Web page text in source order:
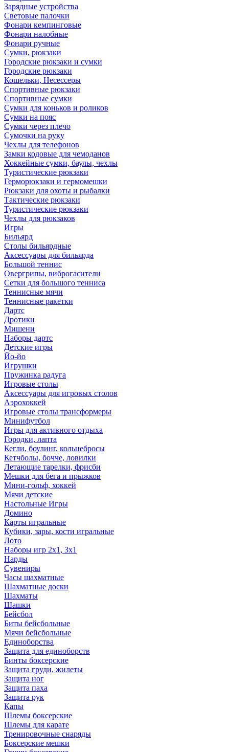
Зарядные устройства
Световые палочки
Фонари кемпинговые
Фонари налобные
Фонари ручные
Сумки, рюкзаки
Городские рюкзаки и сумки
Городские рюкзаки
Кошельки, Несессеры
Спортивные рюкзаки
Спортивные сумки
Сумки для коньков и роликов
Сумки на пояс
Сумки через плечо
Сумочки на руку
Чехлы для телефонов
Замки кодовые для чемоданов
Хоккейные сумки, баулы, чехлы
Туристические рюкзаки
Герморюкзаки и гермомешки
Рюкзаки для охоты и рыбалки
Тактические рюкзаки
Туристические рюкзаки
Чехлы для рюкзаков
Игры
Бильярд
Столы бильярдные
Аксессуары для бильярда
Большой теннис
Овергрипы, виброгасители
Сетки для большого тенниса
Теннисные мячи
Теннисные ракетки
Дартс
Дротики
Мишени
Наборы дартс
Детские игры
Йо-йо
Игрушки
Пружинка радуга
Игровые столы
Аксессуары для игровых столов
Аэрохоккей
Игровые столы трансформеры
Минифутбол
Игры для активного отдыха
Городки, лапта
Кегли, боулинг, кольцебросы
Кетчболы, бочче, ловилки
Летающие тарелки, фрисби
Мешки для бега и прыжков
Мини-гольф, хоккей
Мячи детские
Настольные Игры
Домино
Карты игральные
Кубики, зары, кости игральные
Лото
Наборы игр 2х1, 3х1
Нарды
Сувениры
Часы шахматные
Шахматные доски
Шахматы
Шашки
Бейсбол
Биты бейсбольные
Мячи бейсбольные
Единоборства
Защита для единоборств
Бинты боксерские
Защита груди, жилеты
Защита ног
Защита паха
Защита рук
Капы
Шлемы боксерские
Шлемы для карате
Тренировочные снаряды
Боксерские мешки